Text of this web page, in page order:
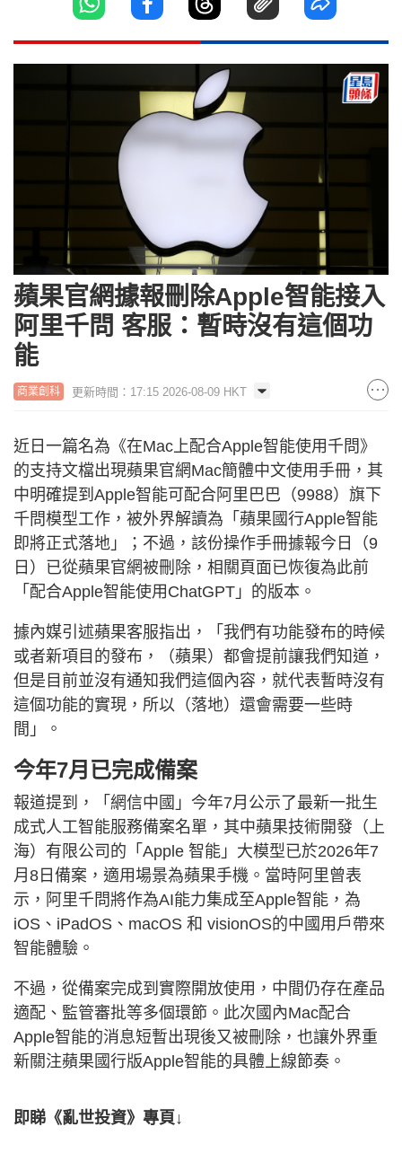
蘋果官網據報刪除Apple智能接入
阿里千問 客服：暫時沒有這個功
能
商業創科 更新時間：17:15 2026-08-09 HKT
近日一篇名為《在Mac上配合Apple智能使用千問》
的支持文檔出現蘋果官網Mac簡體中文使用手冊，其
中明確提到Apple智能可配合阿里巴巴（9988）旗下
千問模型工作，被外界解讀為「蘋果國行Apple智能
即將正式落地」；不過，該份操作手冊據報今日（9
日）已從蘋果官網被刪除，相關頁面已恢復為此前
「配合Apple智能使用ChatGPT」的版本。
據內媒引述蘋果客服指出，「我們有功能發布的時候
或者新項目的發布，（蘋果）都會提前讓我們知道，
但是目前並沒有通知我們這個內容，就代表暫時沒有
這個功能的實現，所以（落地）還會需要一些時
間」。
今年7月已完成備案
報道提到，「網信中國」今年7月公示了最新一批生
成式人工智能服務備案名單，其中蘋果技術開發（上
海）有限公司的「Apple 智能」大模型已於2026年7
月8日備案，適用場景為蘋果手機。當時阿里曾表
示，阿里千問將作為AI能力集成至Apple智能，為
iOS、iPadOS、macOS 和 visionOS的中國用戶帶來
智能體驗。
不過，從備案完成到實際開放使用，中間仍存在產品
適配、監管審批等多個環節。此次國內Mac配合
Apple智能的消息短暫出現後又被刪除，也讓外界重
新關注蘋果國行版Apple智能的具體上線節奏。
即睇《亂世投資》專頁↓